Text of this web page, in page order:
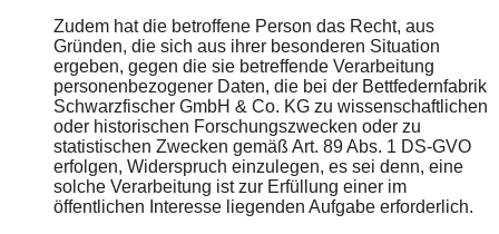
Zudem hat die betroffene Person das Recht, aus
Gründen, die sich aus ihrer besonderen Situation
ergeben, gegen die sie betreffende Verarbeitung
personenbezogener Daten, die bei der Bettfedernfabrik
Schwarzfischer GmbH & Co. KG zu wissenschaftlichen
oder historischen Forschungszwecken oder zu
statistischen Zwecken gemäß Art. 89 Abs. 1 DS-GVO
erfolgen, Widerspruch einzulegen, es sei denn, eine
solche Verarbeitung ist zur Erfüllung einer im
öffentlichen Interesse liegenden Aufgabe erforderlich.